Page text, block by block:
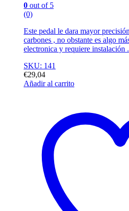
0 out of 5
(0)
Este pedal le dara mayor
carbones , no obstante es algo
electronica y requiere instalación .
SKU: 141
€29,04
Añadir al carrito